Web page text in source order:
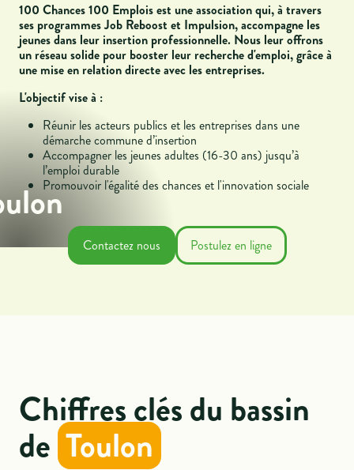
100 Chances 100 Emplois est une association qui, à travers
ses programmes Job Reboost et Impulsion, accompagne les
jeunes dans leur insertion professionnelle. Nous leur offrons
un réseau solide pour booster leur recherche d'emploi, grâce à
une mise en relation directe avec les entreprises.
L'objectif vise à :
Réunir les acteurs publics et les entreprises dans une
démarche commune d’insertion
Accompagner les jeunes adultes (16-30 ans) jusqu’à
l’emploi durable
Promouvoir l'égalité des chances et l'innovation sociale
Contactez nous Postulez en ligne
Chiffres clés du bassin
deToulon